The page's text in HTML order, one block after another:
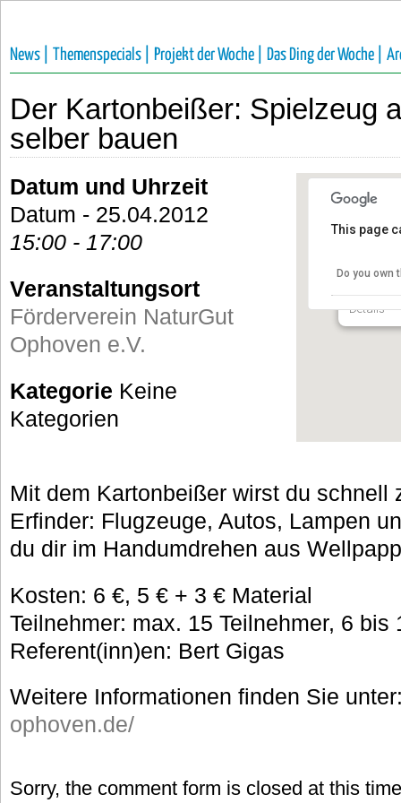
News | Themenspecials | Projekt der Woche | Das Ding der Woche |
Der Kartonbeißer: Spielzeug
selber bauen
Talstraße
Details
This page
Do you own
Datum und Uhrzeit
Datum - 25.04.2012
15:00 - 17:00
Veranstaltungsort
Förderverein NaturGut
Ophoven e.V.
Kategorie Keine
Kategorien
Mit dem Kartonbeißer wirst du schnell
Erfinder: Flugzeuge, Autos, Lampen
du dir im Handumdrehen aus
Kosten: 6 €, 5 € + 3 € Material
Teilnehmer: max. 15 Teilnehmer, 6 bis
Referent(inn)en: Bert Gigas
Weitere Informationen finden Sie
ophoven.de/
Sorry, the comment form is closed at this